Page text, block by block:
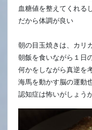
血糖値を整えてくれる
だから体調が良い
朝の目玉焼きは、カリ
朝飯を食いながら１日
何かをしながら真逆を
海馬を動かす脳の運動
認知症は怖いがしょう